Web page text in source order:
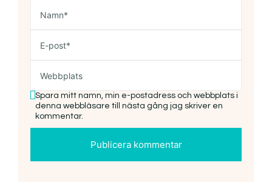
Spara mitt namn, min e-postadress och webbplats i
denna webbläsare till nästa gång jag skriver en
kommentar.